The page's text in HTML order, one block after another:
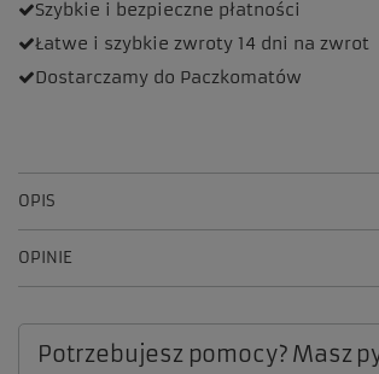
Szybkie i bezpieczne płatności
Łatwe i szybkie zwroty 14 dni na zwrot
Dostarczamy do Paczkomatów
OPIS
OPINIE
Potrzebujesz pomocy? Masz